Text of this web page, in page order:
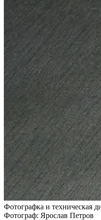
Фотографка и техническая
Фотограф: Ярослав Петров